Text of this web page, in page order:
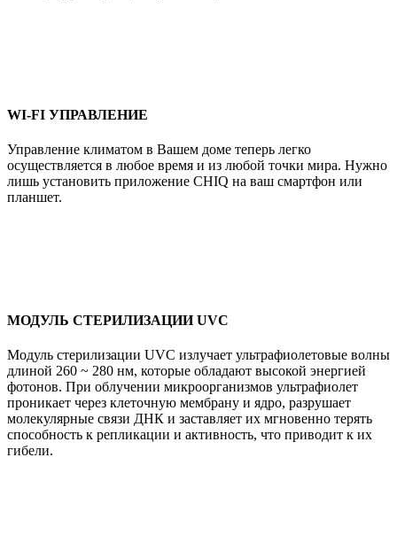
WI-FI УПРАВЛЕНИЕ
Управление климатом в Вашем доме теперь легко
осуществляется в любое время и из любой точки мира. Нужно
лишь установить приложение CHIQ на ваш смартфон или
планшет.
МОДУЛЬ СТЕРИЛИЗАЦИИ UVC
Модуль стерилизации UVC излучает ультрафиолетовые волны
длиной 260 ~ 280 нм, которые обладают высокой энергией
фотонов. При облучении микроорганизмов ультрафиолет
проникает через клеточную мембрану и ядро, разрушает
молекулярные связи ДНК и заставляет их мгновенно терять
способность к репликации и активность, что приводит к их
гибели.